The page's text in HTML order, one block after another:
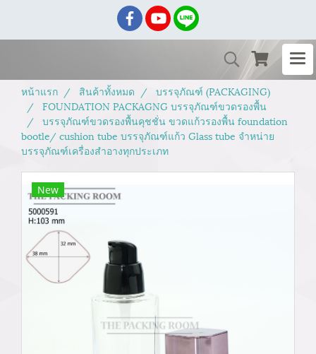
หน้าแรก สินค้าทั้งหมด
บรรจุภัณฑ์ (PACKAGING)
FOUNDATION PACKAGNG บรรจุภัณฑ์ขวดรองพื้น
บรรจุภัณฑ์ขวดรองพื้นคุชชั่น ขวดแก้วรองพื้น foundation
bootle/ cushion tube บรรจุภัณฑ์แก้ว Glass tube จำหน่าย
บรรจุภัณฑ์เครื่องสำอางทุกประเภท
New